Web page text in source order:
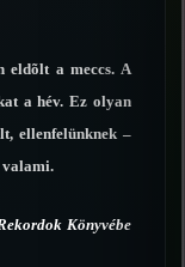
eldõlt a meccs. A
a hév. Ez olyan
ellenfelünknek –
valami.
Könyvébe